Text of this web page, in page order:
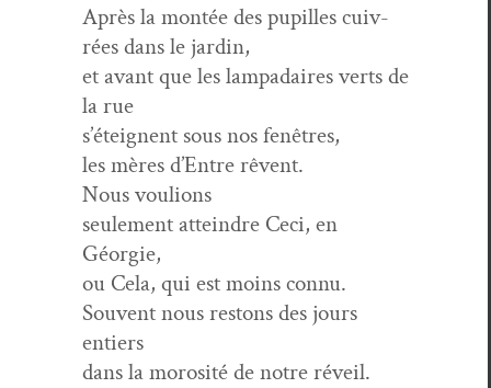
Après la mon­tée des pupilles cuiv­
rées dans le jardin,
et avant que les lam­padaires verts de
la rue
s’éteignent sous nos fenêtres,
les mères d’Entre rêvent.
Nous voulions
seule­ment attein­dre Ceci, en
Géorgie,
ou Cela, qui est moins connu.
Sou­vent nous restons des jours
entiers
dans la morosité de notre réveil.